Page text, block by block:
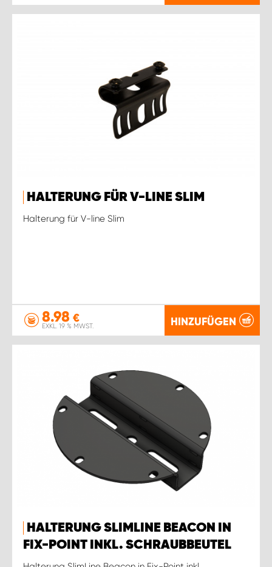
HALTERUNG FÜR V-LINE SLIM
Halterung für V-line Slim
8.98 €
EXKL. 19 % MWST. HINZUFÜGEN
HALTERUNG SLIMLINE BEACON IN
FIX-POINT INKL. SCHRAUBBEUTEL